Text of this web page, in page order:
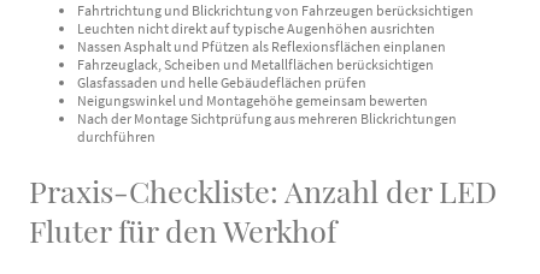
Fahrtrichtung und Blickrichtung von Fahrzeugen berücksichtigen
Leuchten nicht direkt auf typische Augenhöhen ausrichten
Nassen Asphalt und Pfützen als Reflexionsflächen einplanen
Fahrzeuglack, Scheiben und Metallflächen berücksichtigen
Glasfassaden und helle Gebäudeflächen prüfen
Neigungswinkel und Montagehöhe gemeinsam bewerten
Nach der Montage Sichtprüfung aus mehreren Blickrichtungen
durchführen
Praxis-Checkliste: Anzahl der LED
Fluter für den Werkhof